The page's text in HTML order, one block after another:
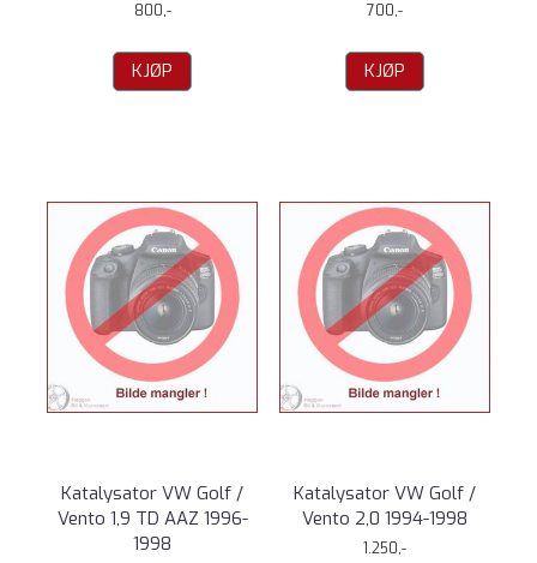
800,-
KJØP
700,-
KJØP
Katalysator VW Golf /
Vento 1,9 TD AAZ 1996-
1998
Katalysator VW Golf /
Vento 2,0 1994-1998
1.250,-